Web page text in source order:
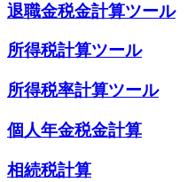
退職金税金計算ツール
所得税計算ツール
所得税率計算ツール
個人年金税金計算
相続税計算